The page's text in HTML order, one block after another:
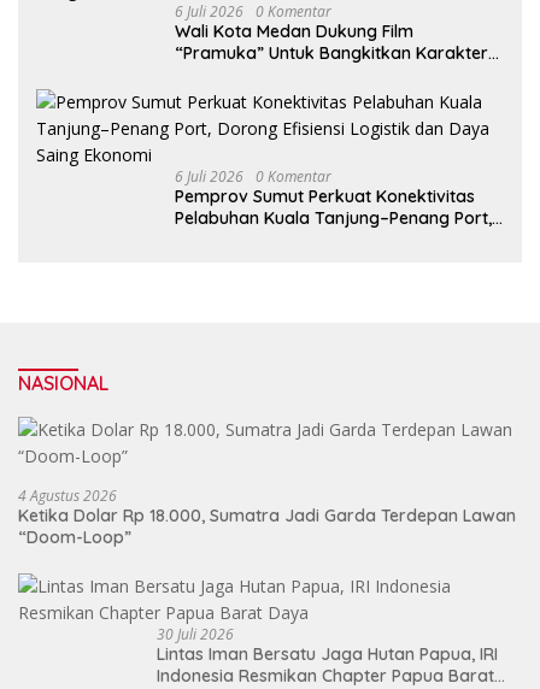
6 Juli 2026 0 Komentar
Wali Kota Medan Dukung Film
“Pramuka” Untuk Bangkitkan Karakter
6 Juli 2026 0 Komentar
Pemprov Sumut Perkuat Konektivitas
Pelabuhan Kuala Tanjung–Penang Port,
NASIONAL
4 Agustus 2026
Ketika Dolar Rp 18.000, Sumatra Jadi Garda Terdepan Lawan
“Doom-Loop”
30 Juli 2026
Lintas Iman Bersatu Jaga Hutan Papua, IRI
Indonesia Resmikan Chapter Papua Barat